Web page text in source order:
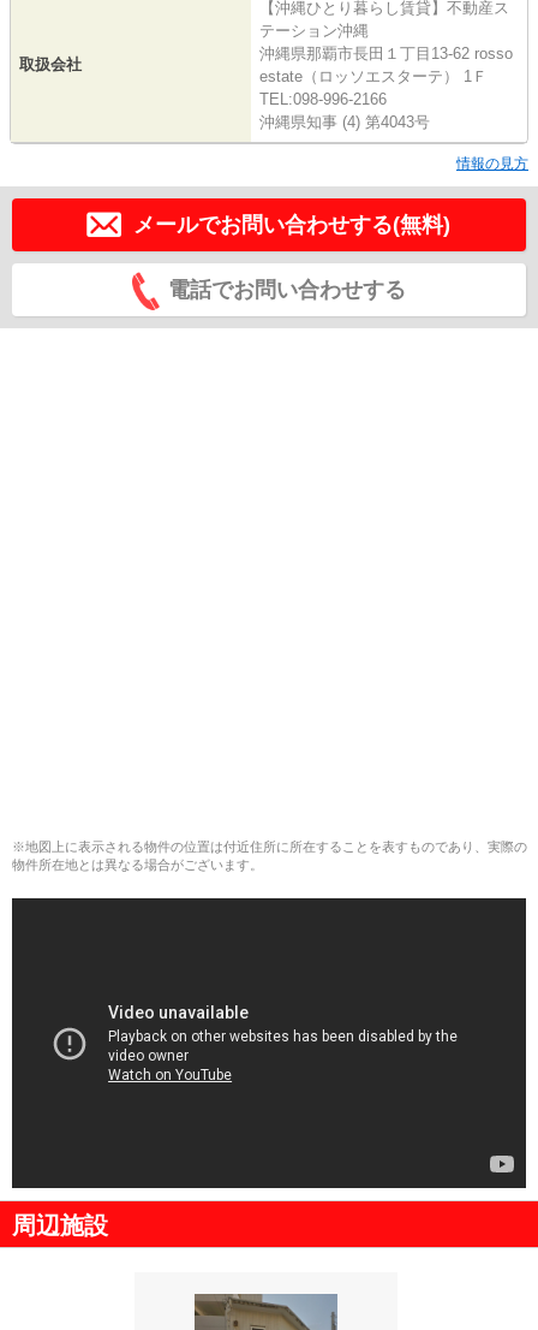
取扱会社
【沖縄ひとり暮らし賃貸】不動産ス
テーション沖縄
沖縄県那覇市長田１丁目13-62 rosso
estate（ロッソエスターテ） 1Ｆ
TEL:098-996-2166
沖縄県知事 (4) 第4043号
情報の見方
メールでお問い合わせする(無料)
電話でお問い合わせする
※地図上に表示される物件の位置は付近住所に所在することを表すものであり、実際の
物件所在地とは異なる場合がございます。
周辺施設